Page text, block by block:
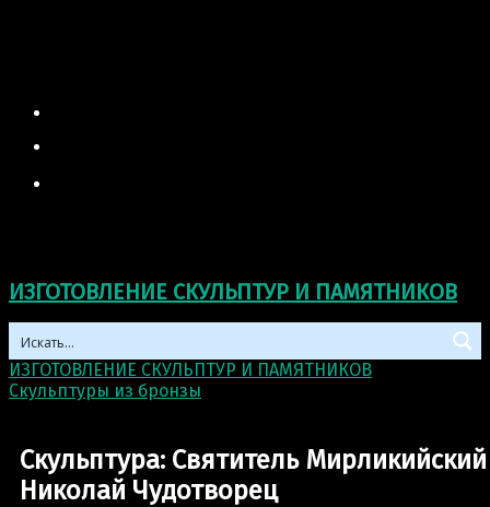
ИЗГОТОВЛЕНИЕ СКУЛЬПТУР И ПАМЯТНИКОВ
ИЗГОТОВЛЕНИЕ СКУЛЬПТУР И ПАМЯТНИКОВ
Скульптуры из бронзы
Скульптура: Святитель Мирликийский
Николай Чудотворец